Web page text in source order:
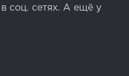
соц. сетях. А ещё у